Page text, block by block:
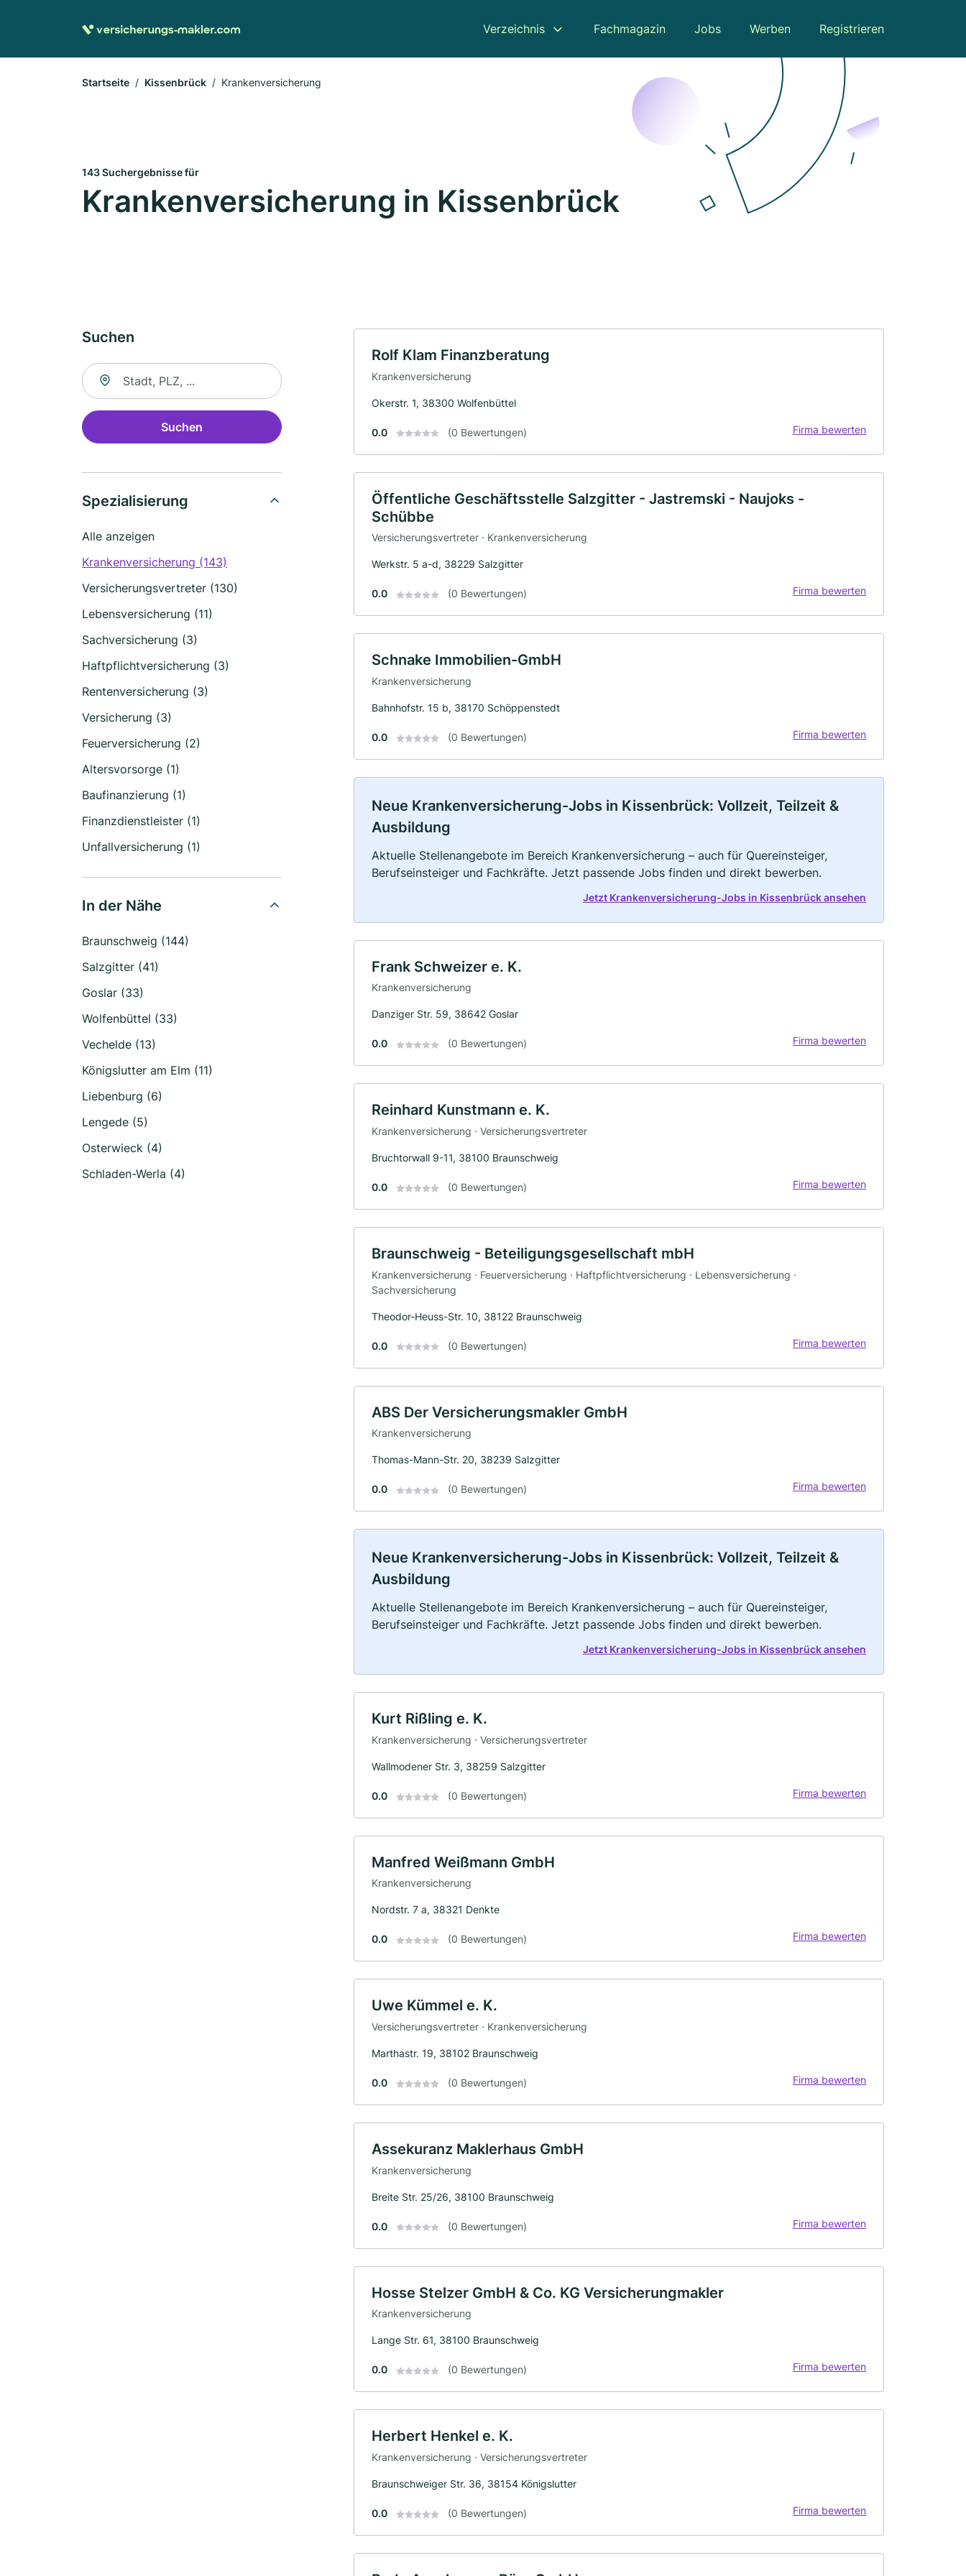
Verzeichnis Fachmagazin Jobs Werben Registrieren
Startseite Kissenbrück Krankenversicherung
143 Suchergebnisse für
Krankenversicherung in Kissenbrück
Suchen
Suche nach Ort
Suchen
Spezialisierung
Alle anzeigen
Krankenversicherung (143)
Versicherungsvertreter (130)
Lebensversicherung (11)
Sachversicherung (3)
Haftpflichtversicherung (3)
Rentenversicherung (3)
Versicherung (3)
Feuerversicherung (2)
Altersvorsorge (1)
Baufinanzierung (1)
Finanzdienstleister (1)
Unfallversicherung (1)
In der Nähe
Braunschweig (144)
Salzgitter (41)
Goslar (33)
Wolfenbüttel (33)
Vechelde (13)
Königslutter am Elm (11)
Liebenburg (6)
Lengede (5)
Osterwieck (4)
Schladen-Werla (4)
Rolf Klam Finanzberatung
Krankenversicherung
Okerstr. 1, 38300 Wolfenbüttel
0.0 (0 Bewertungen) Firma bewerten
Öffentliche Geschäftsstelle Salzgitter - Jastremski - Naujoks -
Schübbe
Versicherungsvertreter · Krankenversicherung
Werkstr. 5 a-d, 38229 Salzgitter
0.0 (0 Bewertungen) Firma bewerten
Schnake Immobilien-GmbH
Krankenversicherung
Bahnhofstr. 15 b, 38170 Schöppenstedt
0.0 (0 Bewertungen) Firma bewerten
Neue Krankenversicherung-Jobs in Kissenbrück: Vollzeit, Teilzeit &
Ausbildung
Aktuelle Stellenangebote im Bereich Krankenversicherung – auch für Quereinsteiger,
Berufseinsteiger und Fachkräfte. Jetzt passende Jobs finden und direkt bewerben.
Jetzt Krankenversicherung-Jobs in Kissenbrück ansehen
Frank Schweizer e. K.
Krankenversicherung
Danziger Str. 59, 38642 Goslar
0.0 (0 Bewertungen) Firma bewerten
Reinhard Kunstmann e. K.
Krankenversicherung · Versicherungsvertreter
Bruchtorwall 9-11, 38100 Braunschweig
0.0 (0 Bewertungen) Firma bewerten
Braunschweig - Beteiligungsgesellschaft mbH
Krankenversicherung · Feuerversicherung · Haftpflichtversicherung · Lebensversicherung ·
Sachversicherung
Theodor-Heuss-Str. 10, 38122 Braunschweig
0.0 (0 Bewertungen) Firma bewerten
ABS Der Versicherungsmakler GmbH
Krankenversicherung
Thomas-Mann-Str. 20, 38239 Salzgitter
0.0 (0 Bewertungen) Firma bewerten
Neue Krankenversicherung-Jobs in Kissenbrück: Vollzeit, Teilzeit &
Ausbildung
Aktuelle Stellenangebote im Bereich Krankenversicherung – auch für Quereinsteiger,
Berufseinsteiger und Fachkräfte. Jetzt passende Jobs finden und direkt bewerben.
Jetzt Krankenversicherung-Jobs in Kissenbrück ansehen
Kurt Rißling e. K.
Krankenversicherung · Versicherungsvertreter
Wallmodener Str. 3, 38259 Salzgitter
0.0 (0 Bewertungen) Firma bewerten
Manfred Weißmann GmbH
Krankenversicherung
Nordstr. 7 a, 38321 Denkte
0.0 (0 Bewertungen) Firma bewerten
Uwe Kümmel e. K.
Versicherungsvertreter · Krankenversicherung
Marthastr. 19, 38102 Braunschweig
0.0 (0 Bewertungen) Firma bewerten
Assekuranz Maklerhaus GmbH
Krankenversicherung
Breite Str. 25/26, 38100 Braunschweig
0.0 (0 Bewertungen) Firma bewerten
Hosse Stelzer GmbH & Co. KG Versicherungmakler
Krankenversicherung
Lange Str. 61, 38100 Braunschweig
0.0 (0 Bewertungen) Firma bewerten
Herbert Henkel e. K.
Krankenversicherung · Versicherungsvertreter
Braunschweiger Str. 36, 38154 Königslutter
0.0 (0 Bewertungen) Firma bewerten